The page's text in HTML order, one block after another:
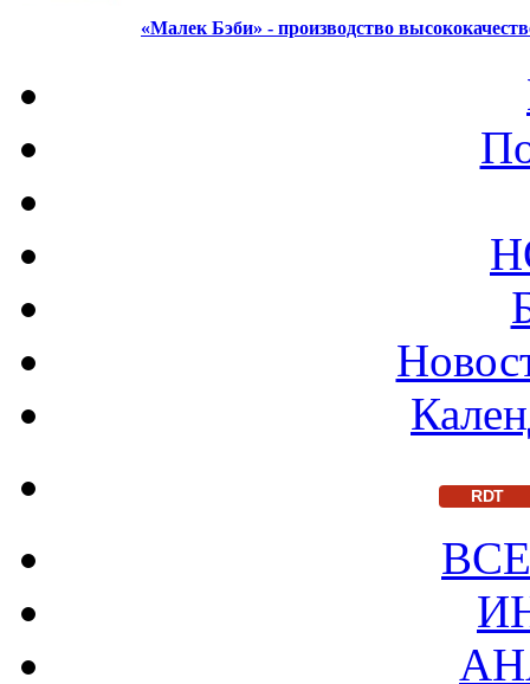
«Малек Бэби» - производство
RDT